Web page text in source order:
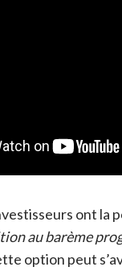
ont la
au barème
option peut